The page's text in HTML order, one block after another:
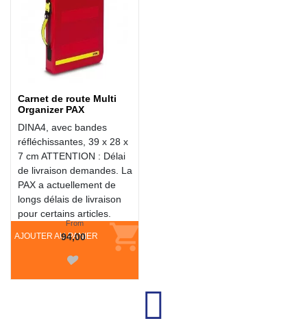
Carnet de route Multi
Organizer PAX
DINA4, avec bandes
réfléchissantes, 39 x 28 x
7 cm ATTENTION : Délai
de livraison demandes. La
PAX a actuellement de
longs délais de livraison
pour certains articles.
AJOUTER AU PANIER
From
94,00